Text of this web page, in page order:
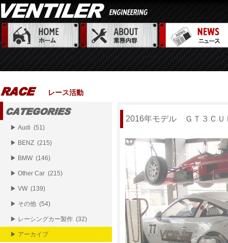
レース活動
2016年モデル ＧＴ３ＣＵ
▶ Audi (51)
▶ BENZ (215)
▶ BMW (146)
▶ Other Car (215)
▶ VW (139)
▶ その他 (54)
▶ レーシングカー製作 (32)
▶ アーカイブ